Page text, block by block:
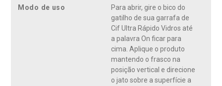
formato do Refil econômico, para fazer o reabastecimento de
seu produto no formato gatilho de forma simples e sem
sujeira. Conheça agora toda a linha de Cif Ultra Rápido Vidros
e Acrílicos, disponível em quatro diferentes formatos: refil
econômico e gatilho, para deixar a experiência do uso dos
produtos mais fácil e conveniente para todos as situações.
Limpador para Vidro. Vidro com brilho. Vidro sem risco. Limpa.
Limpador especializado para vidros. Limpa em 10 segundos.
Modo de uso
Para abrir, gire o bico do
gatilho de sua garrafa de
Cif Ultra Rápido Vidros até
a palavra On ficar para
cima. Aplique o produto
mantendo o frasco na
posição vertical e direcione
o jato sobre a superfície a